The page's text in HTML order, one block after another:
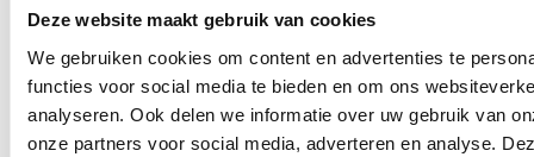
Deze website maakt gebruik van cookies
We gebruiken cookies om content en advertenties te
functies voor social media te bieden en om ons
analyseren. Ook delen we informatie over uw gebruik van
onze partners voor social media, adverteren en analyse.
Verzenden